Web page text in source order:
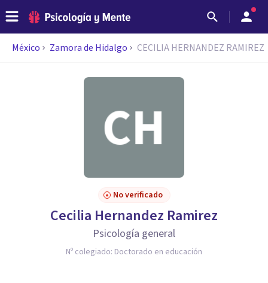
México Zamora de Hidalgo CECILIA HERNANDEZ RAMIREZ
No verificado
Cecilia Hernandez Ramirez
Psicología general
Nº colegiado: Doctorado en educación